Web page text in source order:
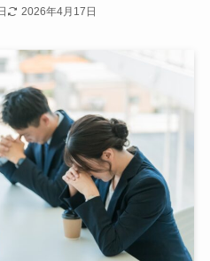
2026年4月17日